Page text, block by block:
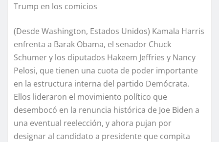
Trump en los comicios
(Desde Washington, Estados Unidos) Kamala Harris
enfrenta a Barak Obama, el senador Chuck
Schumer y los diputados Hakeem Jeffries y Nancy
Pelosi, que tienen una cuota de poder importante
en la estructura interna del partido Demócrata.
Ellos lideraron el movimiento político que
desembocó en la renuncia histórica de Joe Biden a
una eventual reelección, y ahora pujan por
designar al candidato a presidente que compita